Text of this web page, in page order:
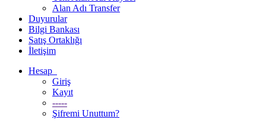
Alan Adı Transfer
Duyurular
Bilgi Bankası
Satış Ortaklığı
İletişim
Hesap
Giriş
Kayıt
-----
Şifremi Unuttum?